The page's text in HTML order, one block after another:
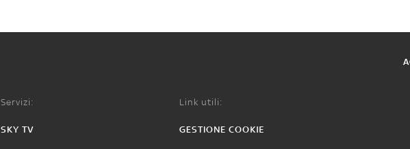
Servizi:
SKY TV
Link utili:
GESTIONE COOKIE